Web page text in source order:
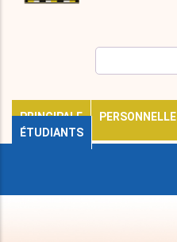
PRINCIPALE
PERSONNELLE
ÉTUDIANTS